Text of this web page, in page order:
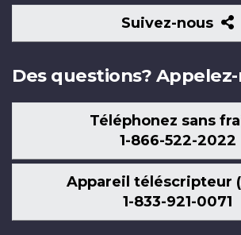
Suivez-nous
Des questions?
Téléphonez sans
1-866-522-2022
Appareil téléscripteur
1-833-921-0071